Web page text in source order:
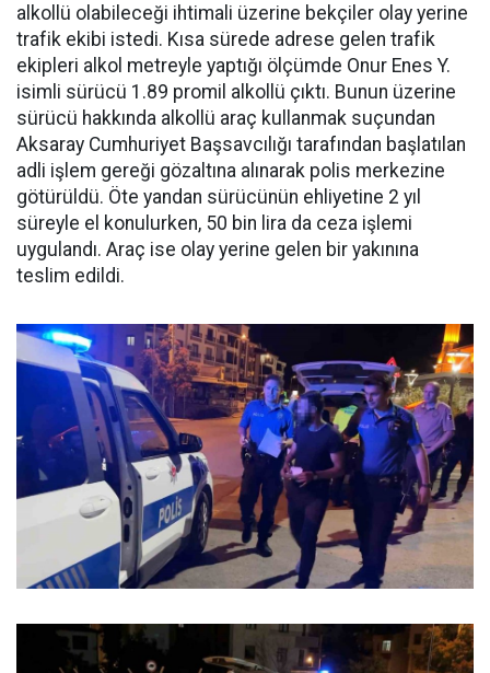
alkollü olabileceği ihtimali üzerine bekçiler olay yerine
trafik ekibi istedi. Kısa sürede adrese gelen trafik
ekipleri alkol metreyle yaptığı ölçümde Onur Enes Y.
isimli sürücü 1.89 promil alkollü çıktı. Bunun üzerine
sürücü hakkında alkollü araç kullanmak suçundan
Aksaray Cumhuriyet Başsavcılığı tarafından başlatılan
adli işlem gereği gözaltına alınarak polis merkezine
götürüldü. Öte yandan sürücünün ehliyetine 2 yıl
süreyle el konulurken, 50 bin lira da ceza işlemi
uygulandı. Araç ise olay yerine gelen bir yakınına
teslim edildi.